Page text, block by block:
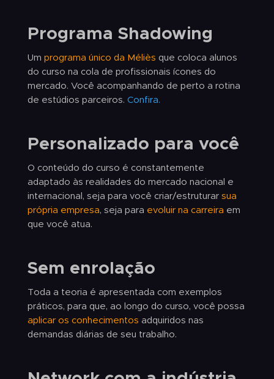
Programa Shadowing
Um programa único da Méliès que coloca alunos
do curso na cola de profissionais ícones do
mercado. Você acompanhando de perto a rotina
de estúdios parceiros. Confira.
Personalizado para você
O conteúdo do curso é constantemente
adaptado às realidades do mercado nacional e
internacional, seja para você criar/estruturar sua
própria empresa, seja para evoluir na carreira em
que você atua.
Sem enrolação
Toda a teoria é apresentada com exemplos
práticos, para que, ao longo do curso, você possa
aplicar os conhecimentos adquiridos nas
demandas diárias de seu trabalho.